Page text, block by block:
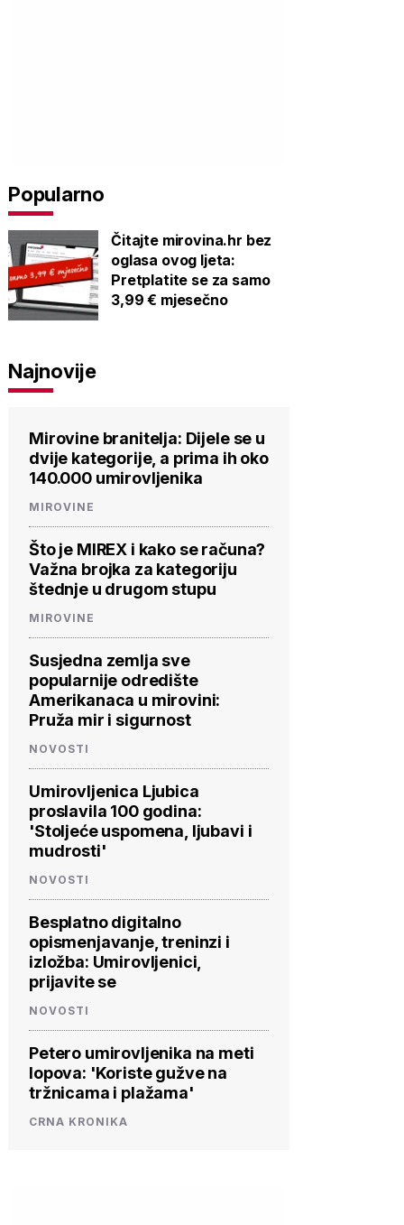
Popularno
Čitajte mirovina.hr bez
oglasa ovog ljeta:
Pretplatite se za samo
3,99 € mjesečno
Najnovije
Mirovine branitelja: Dijele se u
dvije kategorije, a prima ih oko
140.000 umirovljenika
MIROVINE
Što je MIREX i kako se računa?
Važna brojka za kategoriju
štednje u drugom stupu
MIROVINE
Susjedna zemlja sve
popularnije odredište
Amerikanaca u mirovini:
Pruža mir i sigurnost
NOVOSTI
Umirovljenica Ljubica
proslavila 100 godina:
'Stoljeće uspomena, ljubavi i
mudrosti'
NOVOSTI
Besplatno digitalno
opismenjavanje, treninzi i
izložba: Umirovljenici,
prijavite se
NOVOSTI
Petero umirovljenika na meti
lopova: 'Koriste gužve na
tržnicama i plažama'
CRNA KRONIKA